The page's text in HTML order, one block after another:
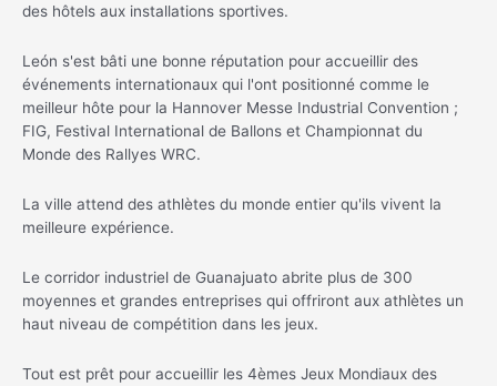
des hôtels aux installations sportives.
León s'est bâti une bonne réputation pour accueillir des
événements internationaux qui l'ont positionné comme le
meilleur hôte pour la Hannover Messe Industrial Convention ;
FIG, Festival International de Ballons et Championnat du
Monde des Rallyes WRC.
La ville attend des athlètes du monde entier qu'ils vivent la
meilleure expérience.
Le corridor industriel de Guanajuato abrite plus de 300
moyennes et grandes entreprises qui offriront aux athlètes un
haut niveau de compétition dans les jeux.
Tout est prêt pour accueillir les 4èmes Jeux Mondiaux des